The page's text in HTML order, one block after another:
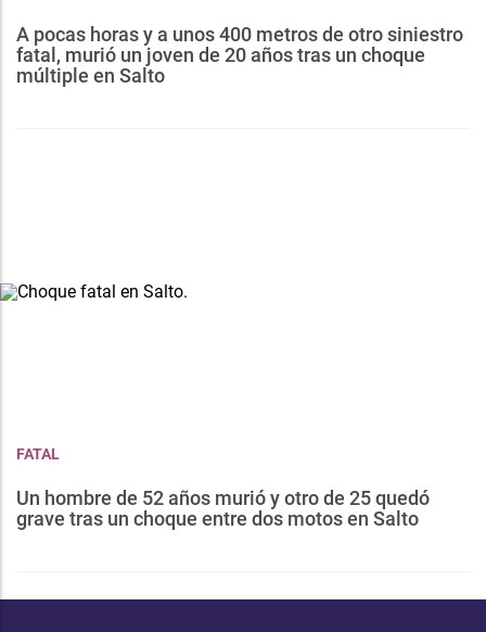
A pocas horas y a unos 400 metros de otro siniestro
fatal, murió un joven de 20 años tras un choque
múltiple en Salto
FATAL
Un hombre de 52 años murió y otro de 25 quedó
grave tras un choque entre dos motos en Salto